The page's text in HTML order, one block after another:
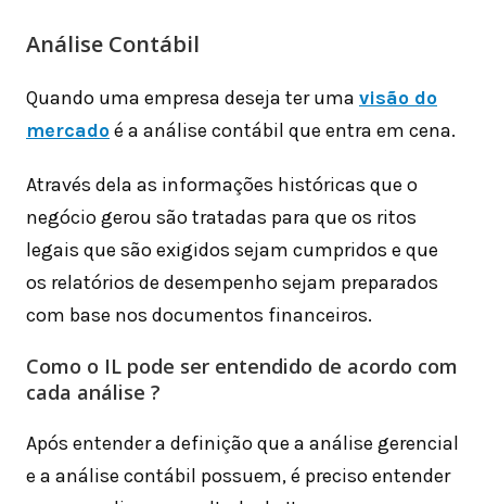
Análise Contábil
Quando uma empresa deseja ter uma visão do
mercadoé a análise contábil que entra em cena.
Através dela as informações históricas que o
negócio gerou são tratadas para que os ritos
legais que são exigidos sejam cumpridos e que
os relatórios de desempenho sejam preparados
com base nos documentos financeiros.
Como o IL pode ser entendido de acordo com
cada análise ?
Após entender a definição que a análise gerencial
e a análise contábil possuem, é preciso entender